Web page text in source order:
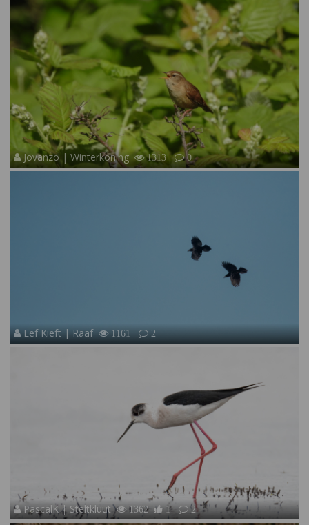
Jovanzo | Winterkoning 1313 0
Eef Kieft | Raaf 1161 2
PascalK | Steltkluut 1362 1 2